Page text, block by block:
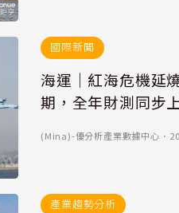
國際新聞
海運｜紅海危機延
期，全年財測同步
(Mina)-優分析產業數據中心 ．
產業趨勢分析